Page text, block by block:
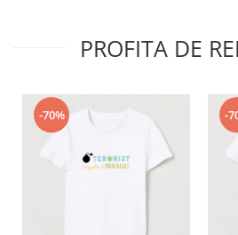
PROFITA DE
-70% -